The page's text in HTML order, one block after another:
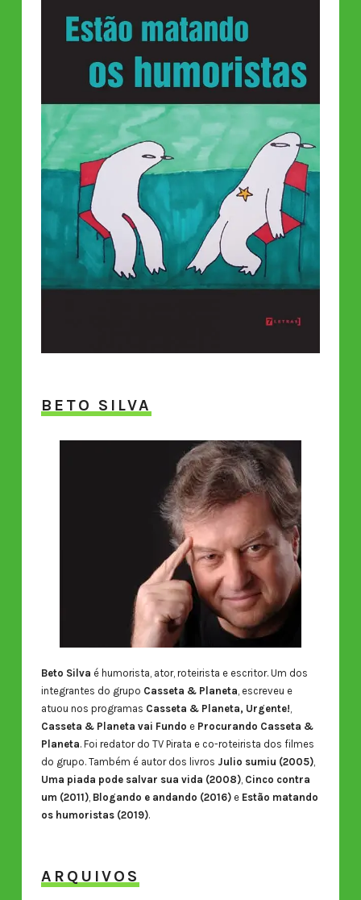
BETO SILVA
Beto Silva é humorista, ator, roteirista e escritor. Um dos
integrantes do grupo Casseta & Planeta , escreveu e
atuou nos programas Casseta & Planeta, Urgente!
Casseta & Planeta vai Fundo e Procurando Casseta &
Planeta. Foi redator do TV Pirata e co-roteirista dos filmes
do grupo. Também é autor dos livros Julio sumiu (2005),
Uma piada pode salvar sua vida (2008), Cinco contra
um (2011), Blogando e andando (2016)e Estão matando
os humoristas (2019).
ARQUIVOS